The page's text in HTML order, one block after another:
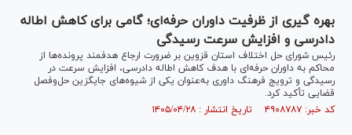
بهره گیری از ظرفیت داوران حرفه‌ای؛ گامی برای کاهش اطاله
دادرسی و افزایش سرعت رسیدگی
رئیس شورای حل اختلاف استان قزوین بر ضرورت ارجاع هدفمند پرونده‌ها از
محاکم به داوران حرفه‌ای با هدف کاهش اطاله دادرسی، افزایش سرعت در
رسیدگی و ترویج فرهنگ داوری به‌عنوان یکی از شیوه‌های جایگزین حل‌وفصل
قضایی تأکید کرد.
کد خبر: ۴۹۰۸۷۸۷ تاریخ انتشار : ۱۴۰۵/۰۴/۲۸